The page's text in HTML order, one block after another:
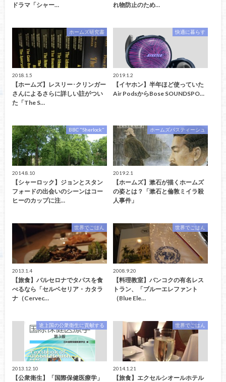
ドラマ「シャー…
れ物防止のため…
ホームズ研究書
2018.1.5
【ホームズ】レスリー･クリンガー
さんによるさらに詳しい註がつい
た「The S…
快適に暮らす
2019.1.2
【イヤホン】半年ほど使っていた
Air PodsからBose SOUNDSPO…
BBC "Sherlock"
2014.8.10
【シャーロック】ジョンとスタン
フォードの出会いのシーンはコー
ヒーのカップに注…
ホームズパスティーシュ
2019.2.1
【ホームズ】漱石が描くホームズ
の姿とは？「漱石と倫敦ミイラ殺
人事件」
世界でごはん
2013.1.4
【旅食】バルセロナでタパスを食
べるなら「セルベセリア・カタラ
ナ（Cervec…
世界でごはん
2008.9.20
【料理教室】バンコクの有名レス
トラン、「ブルーエレファント
（Blue Ele…
途上国の公衆衛生に貢献する
2013.12.10
【公衆衛生】「国際保健医療学」
世界でごはん
2014.1.21
【旅食】エクセルシオールホテル